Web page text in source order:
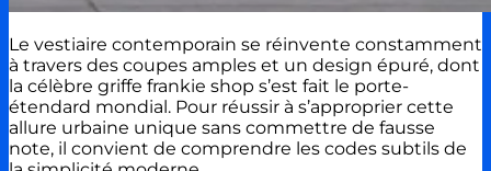
Le vestiaire contemporain se réinvente constamment
à travers des coupes amples et un design épuré, dont
la célèbre griffe frankie shop s’est fait le porte-
étendard mondial. Pour réussir à s’approprier cette
allure urbaine unique sans commettre de fausse
note, il convient de comprendre les codes subtils de